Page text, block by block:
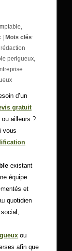
,
Mots clés:
perigueux,
d’un
gratuit
ou ailleurs ?
vous
existant
équipe
et
quotidien
ou
afin que